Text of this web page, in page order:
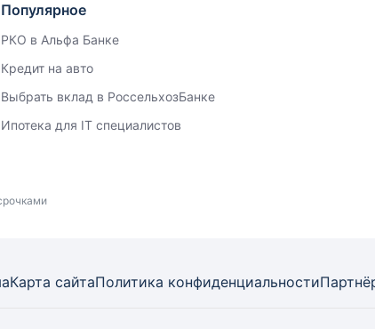
Популярное
РКО в Альфа Банке
Кредит на авто
Выбрать вклад в РоссельхозБанке
Ипотека для IT специалистов
Карта сайтаПолитика конфиденциальности